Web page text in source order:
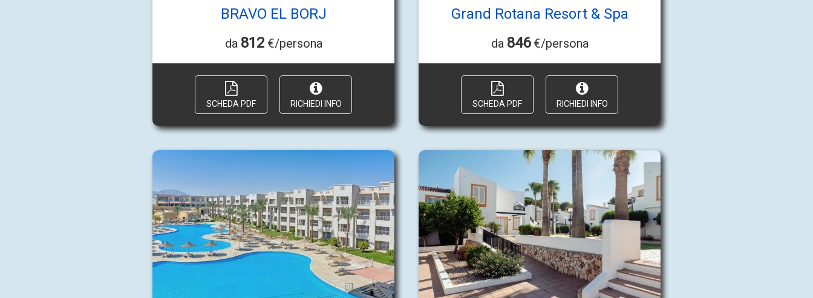
BRAVO EL BORJ
da 812€/persona
SCHEDA PDF RICHIEDI INFO
Grand Rotana Resort & Spa
da 846€/persona
SCHEDA PDF RICHIEDI INFO